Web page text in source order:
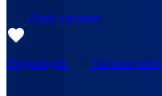
Zoek vacature
Opgeslagen Vacature alert